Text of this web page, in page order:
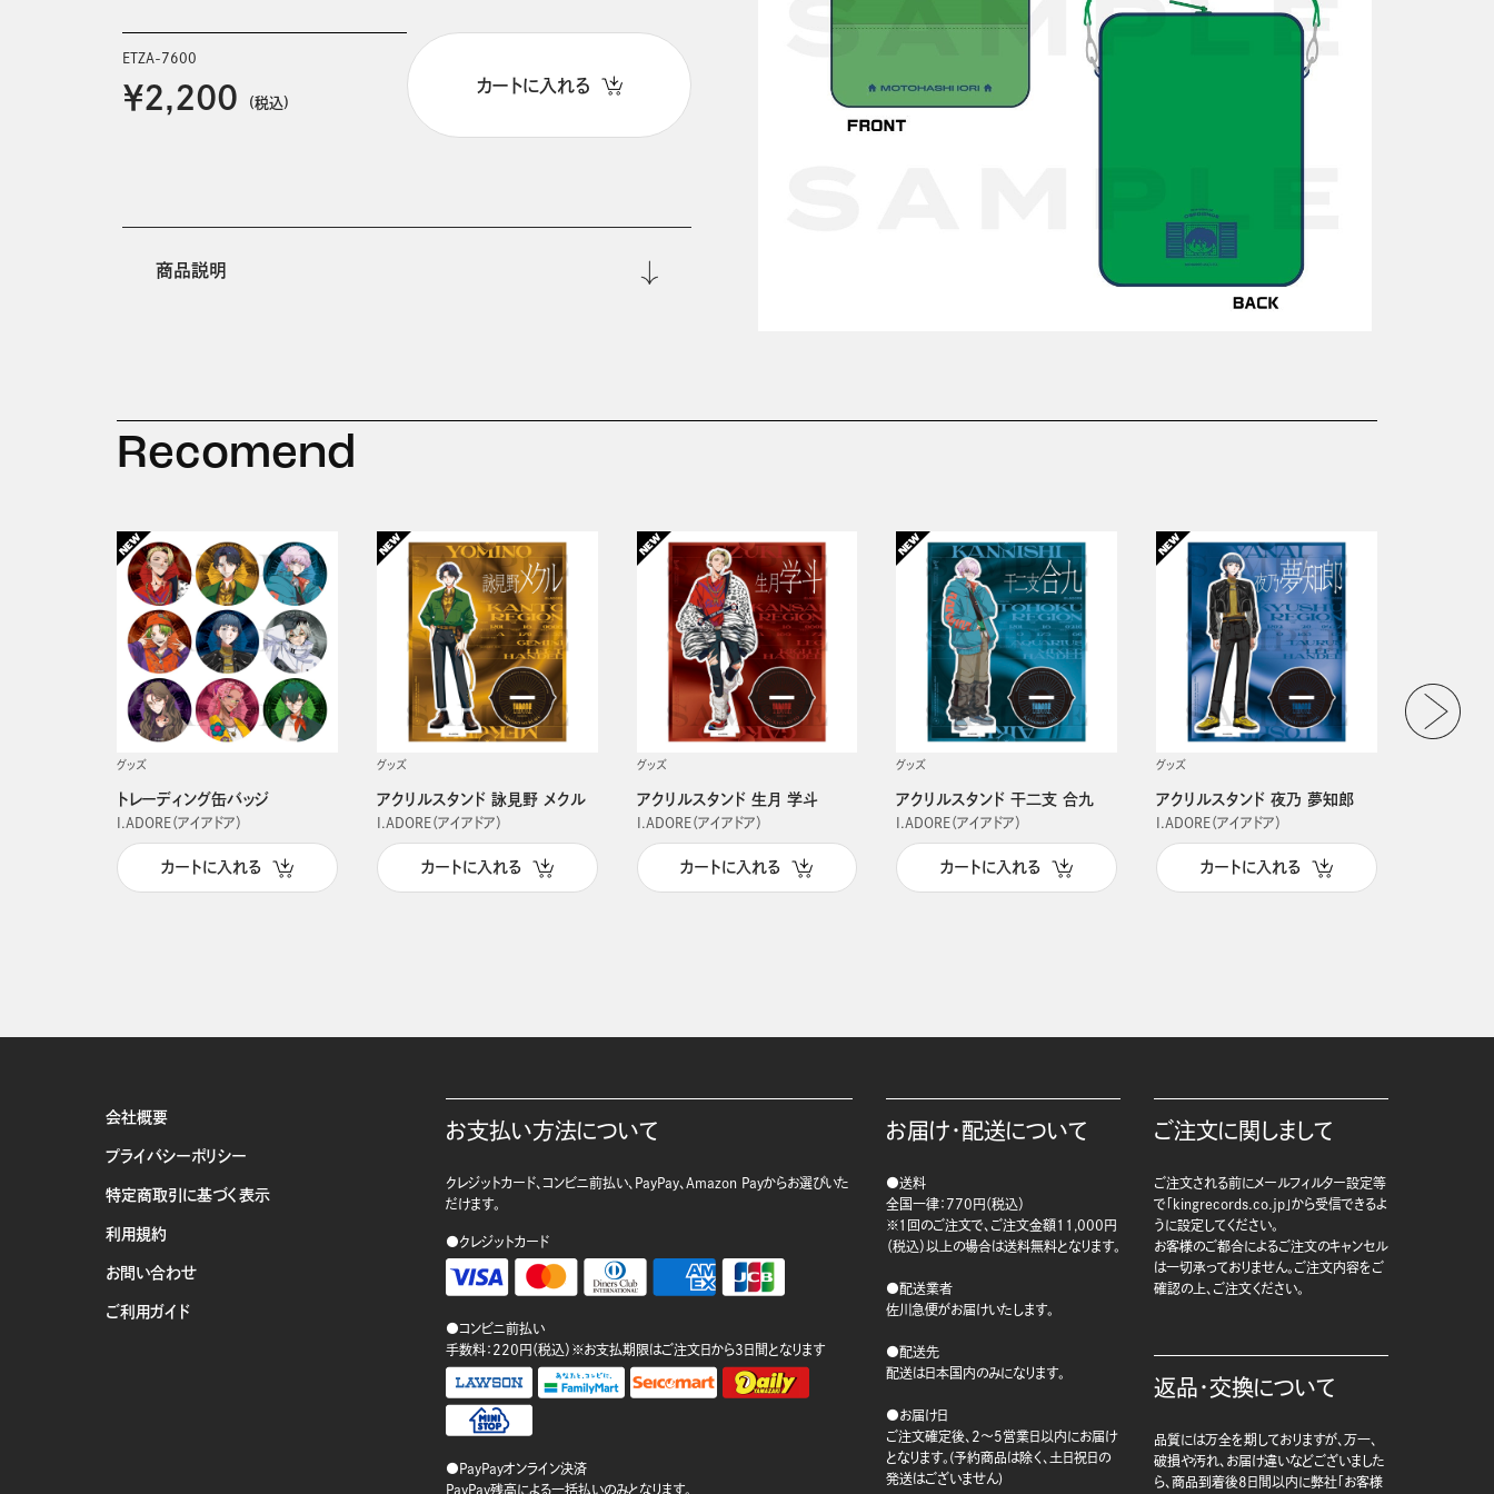
ETZA-7600
￥2,200 (税込)
カートに入れる
商品説明
Recomend
グッズ
トレーディング缶バッジ
I.ADORE（アイアドア）
カートに入れる
グッズ
アクリルスタンド 詠見野 メクル
I.ADORE（アイアドア）
カートに入れる
グッズ
アクリルスタンド 生月 学斗
I.ADORE（アイアドア）
カートに入れる
グッズ
アクリルスタンド 干二支 合九
I.ADORE（アイアドア）
カートに入れる
グッズ
アクリルスタンド 夜乃 夢知郎
I.ADORE（アイアドア）
カートに入れる
会社概要
プライバシーポリシー
特定商取引に基づく表示
利用規約
お問い合わせ
ご利用ガイド
お支払い方法について
クレジットカード、コンビニ前払い、PayPay、Amazon Payからお選びいた
だけます。
●クレジットカード
●コンビニ前払い
手数料：220円（税込）※お支払期限はご注文日から3日間となります
●PayPayオンライン決済
PayPay残高による一括払いのみとなります。
お届け・配送について
●送料
全国一律：770円（税込）
※1回のご注文で、ご注文金額11,000円
（税込）以上の場合は送料無料となります。
●配送業者
佐川急便がお届けいたします。
●配送先
配送は日本国内のみになります。
●お届け日
ご注文確定後、2～5営業日以内にお届け
となります。(予約商品は除く、土日祝日の
発送はございません)
ご注文に関しまして
ご注文される前にメールフィルター設定等
で「kingrecords.co.jp」から受信できるよ
うに設定してください。
お客様のご都合によるご注文のキャンセル
は一切承っておりません。ご注文内容をご
確認の上、ご注文ください。
返品・交換について
品質には万全を期しておりますが、万一、
破損や汚れ、お届け違いなどございました
ら、商品到着後8日間以内に弊社「お客様